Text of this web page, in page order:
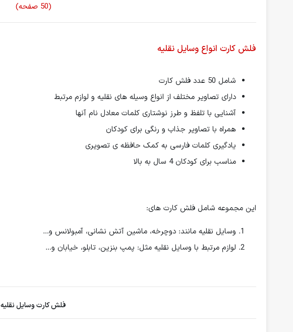
(50 صفحه)
فلش کارت انواع وسایل نقلیه
شامل 50 عدد فلش کارت
دارای تصاویر مختلف از انواع وسیله های نقلیه و لوازم مرتبط
آشنایی با تلفظ و طرز نوشتاری کلمات معادل نام آنها
همراه با تصاویر جذاب و رنگی برای کودکان
یادگیری کلمات فارسی به کمک حافظه ی تصویری
مناسب برای کودکان 4 سال به بالا
این مجموعه شامل فلش کارت های:
وسایل نقلیه مانند: دوچرخه، ماشین آتش نشانی، آمبولانس و…
لوازم مرتبط با وسایل نقلیه مثل: پمپ بنزین، تابلو، خیابان و…
فلش کارت وسایل نقلیه